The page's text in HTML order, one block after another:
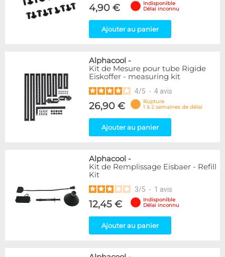
4,90 €
Indisponible
Délai inconnu
Ajouter au panier
Alphacool -
Kit de Mesure pour tube Rigide
Eiskoffer - measuring kit
4/5 - 4 avis
26,90 €
Rupture
1 à 2 semaines de délai
Ajouter au panier
Alphacool -
Kit de Remplissage Eisbaer - Refill
Kit
3/5 - 1 avis
12,45 €
Indisponible
Délai inconnu
Ajouter au panier